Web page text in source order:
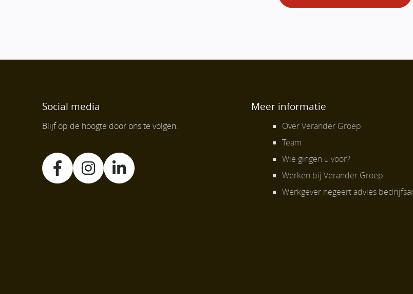
Social media
Blijf op de hoogte door ons te volgen.
Meer informatie
Over Verander Groep
Team
Wie gingen u voor?
Werken bij Verander Groep
Werkgever negeert advies